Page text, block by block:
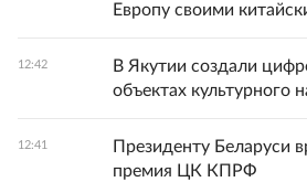
Европу своими
12:42
В Якутии создали
объектах культурного
12:41
Президенту Беларуси
премия ЦК КПРФ